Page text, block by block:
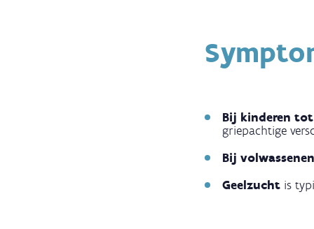
Bij kinderen
griepachtige
Bij volwassenen
Geelzucht is